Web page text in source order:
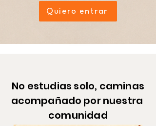
Quiero entrar
No estudias solo, caminas
acompañado pornuestra
comunidad